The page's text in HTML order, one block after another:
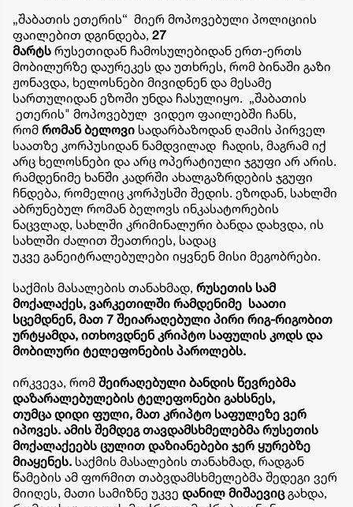
„შაბათის ეთერის“ მიერ მოპოვებული პოლიციის
ფაილებით დგინდება, 27
მარტს რუსეთიდან ჩამოსულებიდან ერთ-ერთს
მობილურზე დაურეკეს და უთხრეს, რომ ბინაში გაზი
ჟონავდა, ხელოსნები მივიდნენ და მესამე
სართულიდან ეზოში უნდა ჩასულიყო. „შაბათის
ეთერის" მოპოვებულ ვიდეო ფაილებში ჩანს,
რომ რომან ბელოვი სადარბაზოდან ღამის პირველ
საათზე კორპუსიდან ნამდვილად ჩადის, მაგრამ იქ
არც ხელოსნები და არც ოპერატიული ჯგუფი არ არის.
რამდენიმე ხანში კადრში ახალგაზრდების ჯგუფი
ჩნდება, რომელიც კორპუსში შედის. ეზოდან, სახლში
აბრუნებულ რომან ბელოვს ინკასატორების
ნაცვლად, სახლში კრიმინალური ბანდა დახვდა, ის
სახლში ძალით შეათრიეს, სადაც
უკვე განეიტრალებულები იყვნენ მისი მეგობრები.
საქმის მასალების თანახმად, რუსეთის სამ
მოქალაქეს, ვარკეთილში რამდენიმე საათი
სცემდნენ, მათ 7 შეიარაღებული პირი რიგ-რიგობით
ურტყამდა, ითხოვდნენ კრიპტო საფულის კოდს და
მობილური ტელეფონების პაროლებს.
ირკვევა, რომ შეირაღებული ბანდის წევრებმა
დაზარალებულების ტელეფონები გახსნეს,
თუმცა დიდი ფული, მათ კრიპტო საფულეზე ვერ
იპოვეს. ამის შემდეგ თავდამსხმელებმა რუსეთის
მოქალაქეებს ცულით დაზიანებები ჯერ ყურებზე
მიაყენეს. საქმის მასალების თანახმად, რადგან
წამების ამ ფორმით თაბვდამსხმელებმა შედეგი ვერ
მიიღეს, მათი სამიზნე უკვე დანილ მიშაევიც გახდა,